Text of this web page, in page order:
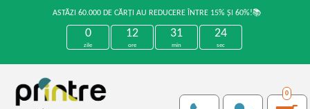
ASTĂZI 60.000 DE CĂRȚI AU REDUCERE ÎNTRE 15% ȘI 60%!📚
0
zile
12
ore
31
min
24
sec
0